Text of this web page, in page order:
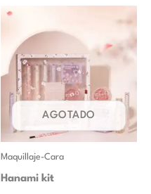
AGOTADO
Maquillaje-Cara
Hanami kit